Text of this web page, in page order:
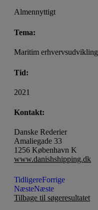
Almennyttigt
Tema:
Maritim erhvervsudvikling
Tid:
2021
Kontakt:
Danske Rederier
Amaliegade 33
1256 København K
www.danishshipping.dk
TidligereForrige
NæsteNæste
Tilbage til søgeresultatet